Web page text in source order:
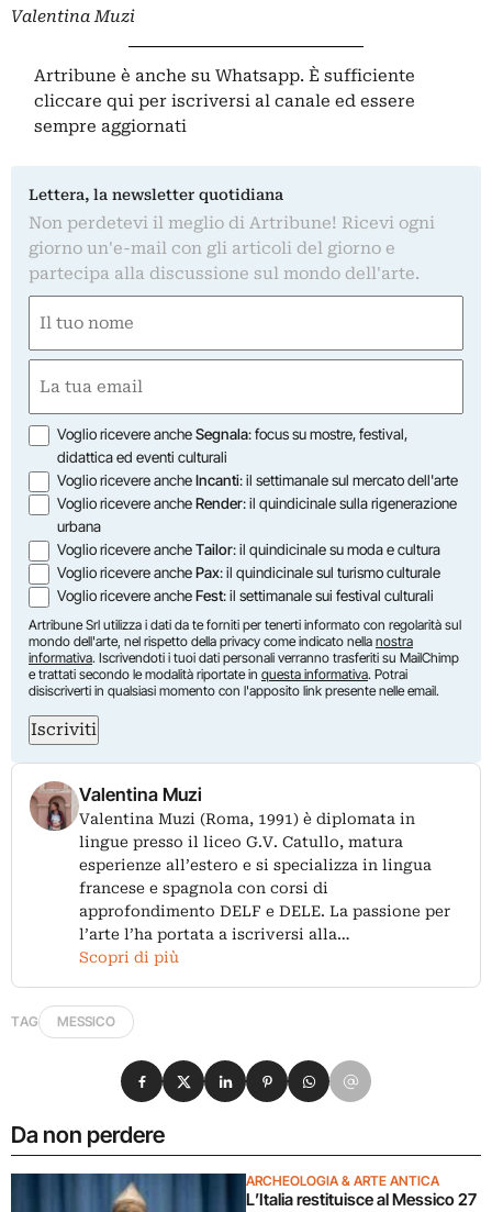
Valentina Muzi
Artribune è anche su Whatsapp. È sufficiente
cliccare qui per iscriversi al canale ed essere
sempre aggiornati
Lettera, la newsletter quotidiana
Non perdetevi il meglio di Artribune! Ricevi ogni
giorno un'e-mail con gli articoli del giorno e
partecipa alla discussione sul mondo dell'arte.
(Obbligatorio)
Nome
(Obbligatorio)
Opzioni
Voglio ricevere ancheSegnala: focus su mostre, festival,
didattica ed eventi culturali
Voglio ricevere ancheIncanti: il settimanale sul mercato dell'arte
Voglio ricevere ancheRender: il quindicinale sulla rigenerazione
urbana
Voglio ricevere ancheTailor: il quindicinale su moda e cultura
Voglio ricevere anchePax: il quindicinale sul turismo culturale
Voglio ricevere ancheFest: il settimanale sui festival culturali
Artribune Srl utilizza i dati da te forniti per tenerti informato con regolarità sul
mondo dell'arte, nel rispetto della privacy come indicato nella nostra
informativa. Iscrivendoti i tuoi dati personali verranno trasferiti su MailChimp
e trattati secondo le modalità riportate in questa informativa. Potrai
disiscriverti in qualsiasi momento con l'apposito link presente nelle email.
Iscriviti
Valentina Muzi
Valentina Muzi (Roma, 1991) è diplomata in
lingue presso il liceo G.V. Catullo, matura
esperienze all’estero e si specializza in lingua
francese e spagnola con corsi di
approfondimento DELF e DELE. La passione per
l’arte l’ha portata a iscriversi alla…
Scopri di più
TAG MESSICO
Da non perdere
ARCHEOLOGIA & ARTE ANTICA
L’Italia restituisce al Messico 27
Condividi su Facebook
Condividi su X
Condividi su LinkedIn
Condividi su Pinterest
Condividi su WhatsApp
Condividi su Email